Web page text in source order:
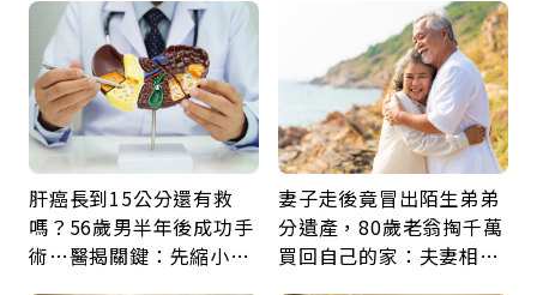
肝癌長到15公分還有救
嗎？56歲男半年後成功手
術…醫揭關鍵：先縮小腫
妻子走後竟冒出陌生弟弟
分遺產，80歲老翁掏千萬
買回自己的家：夫妻相守